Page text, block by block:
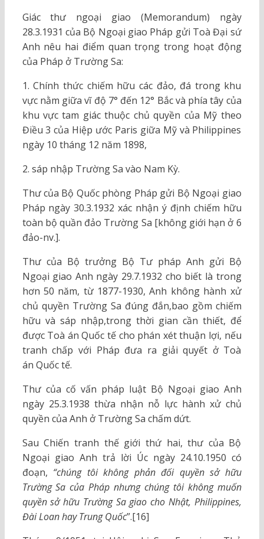
Giác thư ngoại giao (Memorandum) ngày
28.3.1931 của Bộ Ngoại giao Pháp gửi Toà Đại sứ
Anh nêu hai điểm quan trọng trong hoạt động
của Pháp ở Trường Sa:
1. Chính thức chiếm hữu các đảo, đá trong khu
vực nằm giữa vĩ độ 7° đến 12° Bắc và phía tây của
khu vực tam giác thuộc chủ quyền của Mỹ theo
Điều 3 của Hiệp ước Paris giữa Mỹ và Philippines
ngày 10 tháng 12 năm 1898,
2. sáp nhập Trường Sa vào Nam Kỳ.
Thư của Bộ Quốc phòng Pháp gửi Bộ Ngoại giao
Pháp ngày 30.3.1932 xác nhận ý định chiếm hữu
toàn bộ quần đảo Trường Sa [không giới hạn ở 6
đảo-nv.].
Thư của Bộ trưởng Bộ Tư pháp Anh gửi Bộ
Ngoại giao Anh ngày 29.7.1932 cho biết là trong
hơn 50 năm, từ 1877-1930, Anh không hành xử
chủ quyền Trường Sa đúng đắn,bao gồm chiếm
hữu và sáp nhập,trong thời gian cần thiết, để
được Toà án Quốc tế cho phán xét thuận lợi, nếu
tranh chấp với Pháp đưa ra giải quyết ở Toà
án Quốc tế.
Thư của cố vấn pháp luật Bộ Ngoại giao Anh
ngày 25.3.1938 thừa nhận nỗ lực hành xử chủ
quyền của Anh ở Trường Sa chấm dứt.
Sau Chiến tranh thế giới thứ hai, thư của Bộ
Ngoại giao Anh trả lời Úc ngày 24.10.1950 có
đoạn, “chúng tôi không phản đối quyền sở hữu
Trường Sa của Pháp nhưng chúng tôi không muốn
quyền sở hữu Trường Sa giao cho Nhật, Philippines,
Đài Loan hay Trung Quốc”.[16]